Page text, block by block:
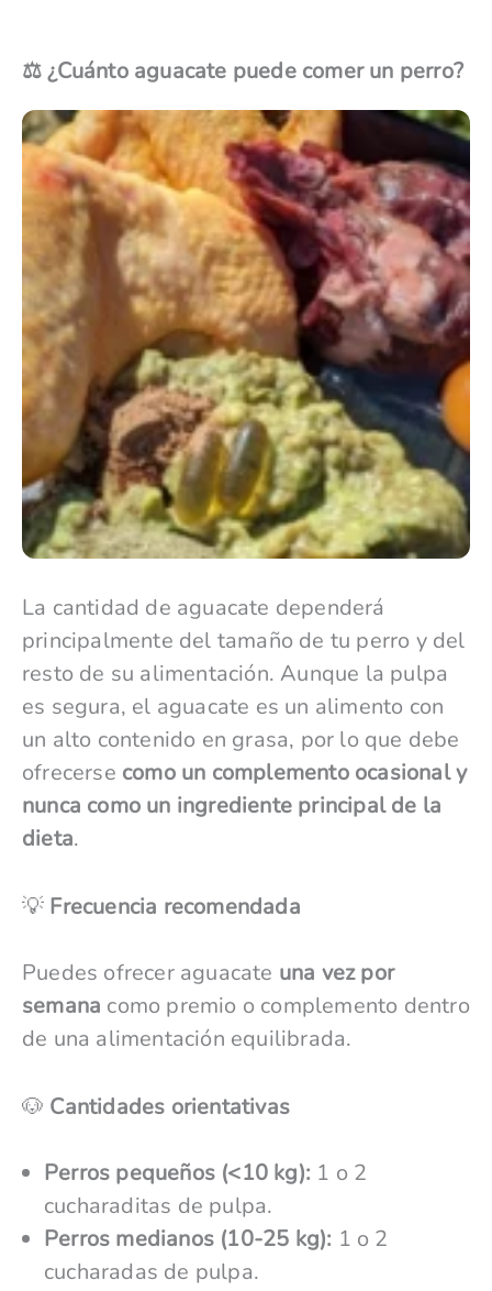
⚖️ ¿Cuánto aguacate puede comer un perro?
La cantidad de aguacate dependerá
principalmente del tamaño de tu perro y del
resto de su alimentación. Aunque la pulpa
es segura, el aguacate es un alimento con
un alto contenido en grasa, por lo que debe
ofrecerse como un complemento ocasional y
nunca como un ingrediente principal de la
dieta.
💡 Frecuencia recomendada
Puedes ofrecer aguacate una vez por
semana como premio o complemento dentro
de una alimentación equilibrada.
🐶 Cantidades orientativas
Perros pequeños (<10 kg): 1 o 2
cucharaditas de pulpa.
Perros medianos (10-25 kg): 1 o 2
cucharadas de pulpa.